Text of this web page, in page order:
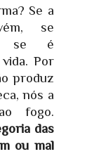
Se a
se
se é
Por
produz
nós a
fogo.
das
ou mal